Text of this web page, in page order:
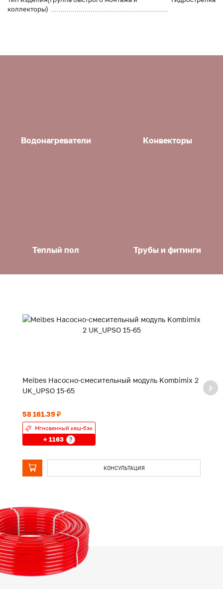
коллекторы)
Водонагреватели Конвекторы
Теплый пол Трубы и фитинги
Meibes Насосно-смесительный модуль Kombimix 2
UK_UPSO 15-65
58 161.39 ₽
Мгновенный кеш-бэк
+ 1163 ?
КОНСУЛЬТАЦИЯ